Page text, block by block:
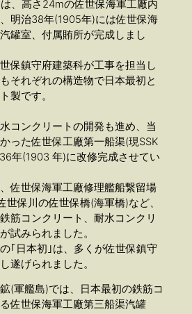
、高さ24mの佐世保海軍工廠内
明治38年(1905年)には佐世保海
罐室、付属賄所が完成しまし
保鎮守府建築科が工事を担当し
それぞれの構造物で日本最初と
製です。
コンクリートの開発も進め、当
った佐世保工廠第一船渠(現SSK
年(1903 年)に改修完成させてい
佐世保海軍工廠修理艦船繋留場
世保川の佐世保橋(海軍橋)など、
筋コンクリート、耐水コンクリ
試みられました。
｢日本初｣は、多くが佐世保鎮守
遂げられました。
(軍艦島)では、日本最初の鉄筋コ
佐世保海軍工廠第三船渠汽罐